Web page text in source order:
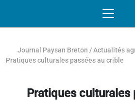
Journal Paysan Breton /Actualités
Pratiques culturales passées au crible
Pratiques culturales